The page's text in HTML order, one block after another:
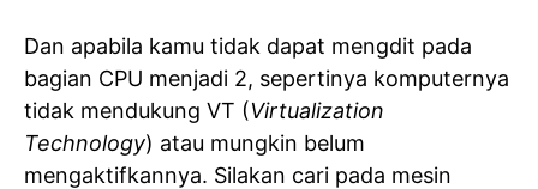
Dan apabila kamu tidak dapat mengdit pada
bagian CPU menjadi 2, sepertinya komputernya
tidak mendukung VT (Virtualization
Technology) atau mungkin belum
mengaktifkannya. Silakan cari pada mesin